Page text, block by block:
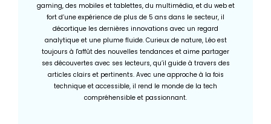
gaming, des mobiles et tablettes, du multimédia, et du web et
fort d’une expérience de plus de 5 ans dans le secteur, il
décortique les dernières innovations avec un regard
analytique et une plume fluide. Curieux de nature, Léo est
toujours à l'affût des nouvelles tendances et aime partager
ses découvertes avec ses lecteurs, qu’il guide à travers des
articles clairs et pertinents. Avec une approche à la fois
technique et accessible, il rend le monde de la tech
compréhensible et passionnant.